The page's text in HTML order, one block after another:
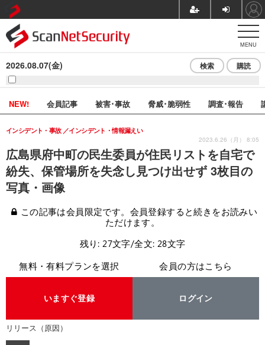
MENU
2026.08.07(金) 検索 購読
NEW! 会員記事 被害･事故 脅威･脆弱性 調査･報告
広島県府中町の民生委員が住民リストを自宅で
紛失、保管場所を失念し見つけ出せず 3枚目の
写真・画像
インシデント・事故 インシデント・情報漏えい
2023.6.26（月） 8:05
この記事は会員限定です。会員登録すると続きをお読みい
ただけます。
残り: 27文字/全文: 28文字
無料・有料プランを選択
いますぐ登録
会員の方はこちら
ログイン
リリース（原因）